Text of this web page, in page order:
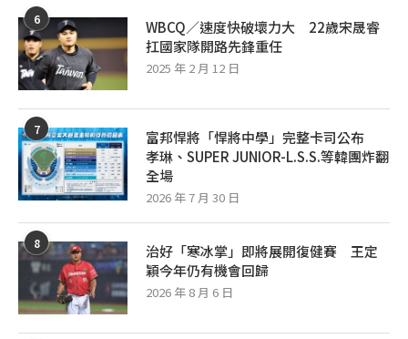
6
WBCQ／速度快破壞力大 22歲宋晟睿
扛國家隊開路先鋒重任
2025 年 2 月 12 日
7
富邦悍將「悍將中學」完整卡司公布
孝琳、SUPER JUNIOR-L.S.S.等韓團炸翻
全場
2026 年 7 月 30 日
8
治好「寒冰掌」即將展開復健賽 王定
穎今年仍有機會回歸
2026 年 8 月 6 日